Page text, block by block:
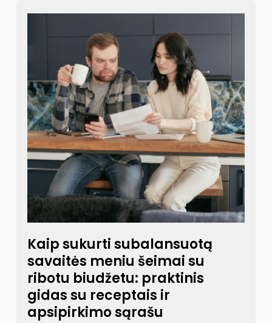
Kaip sukurti subalansuotą
savaitės meniu šeimai su
ribotu biudžetu: praktinis
gidas su receptais ir
apsipirkimo sąrašu